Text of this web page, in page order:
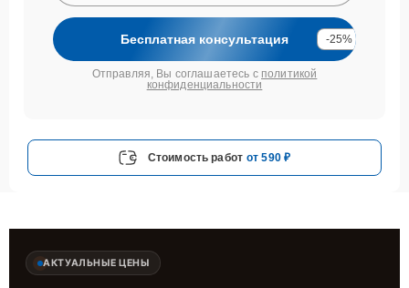
Бесплатная консультация -25%
Отправляя, Вы соглашаетесь с политикой
конфиденциальности
Стоимость работ от 590 ₽
АКТУАЛЬНЫЕ ЦЕНЫ